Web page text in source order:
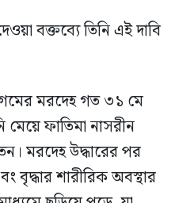
বক্তব্যে তিনি এই দাবি
মরদেহ গত ৩১ মে
মেয়ে ফাতিমা নাসরীন
মরদেহ উদ্ধারের পর
বৃদ্ধার শারীরিক অবস্থার